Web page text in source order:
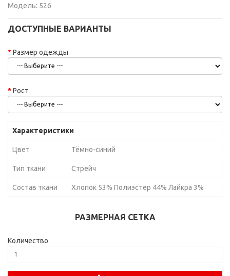
Модель: 526
ДОСТУПНЫЕ ВАРИАНТЫ
Размер одежды
Рост
Характеристики
Цвет Тёмно-синий
Тип ткани Стрейч
Состав ткани Хлопок 53% Полиэстер 44% Лайкра 3%
РАЗМЕРНАЯ СЕТКА
Количество